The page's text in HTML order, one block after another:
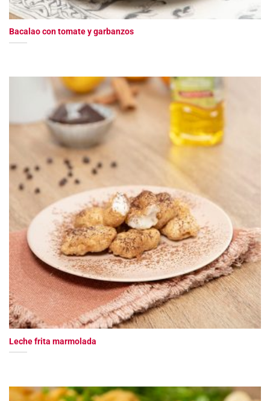
Bacalao con tomate y garbanzos
Leche frita marmolada